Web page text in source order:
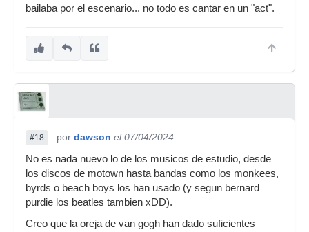
bailaba por el escenario... no todo es cantar en un "act".
#18 por dawson el 07/04/2024
No es nada nuevo lo de los musicos de estudio, desde
los discos de motown hasta bandas como los monkees,
byrds o beach boys los han usado (y segun bernard
purdie los beatles tambien xDD).
Creo que la oreja de van gogh han dado suficientes